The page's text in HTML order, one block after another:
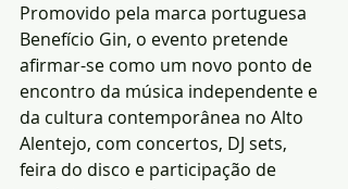
Promovido pela marca portuguesa
Benefício Gin, o evento pretende
afirmar-se como um novo ponto de
encontro da música independente e
da cultura contemporânea no Alto
Alentejo, com concertos, DJ sets,
feira do disco e participação de